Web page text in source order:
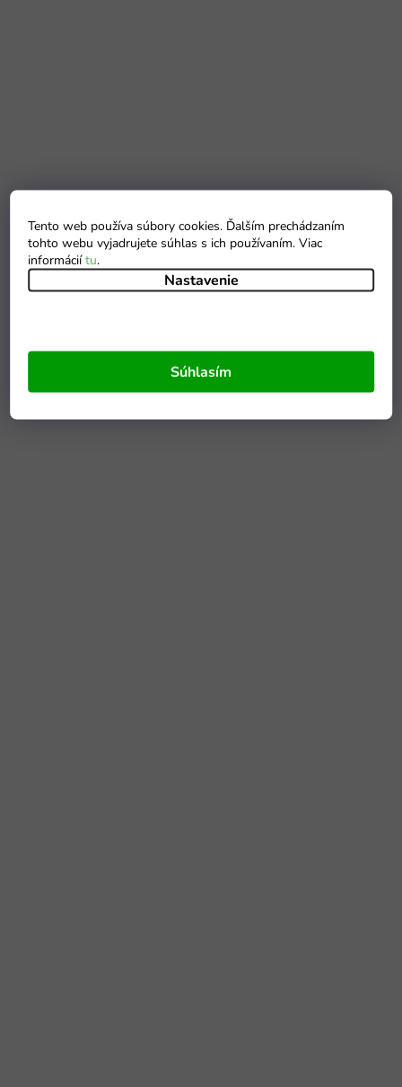
Tento web používa súbory cookies. Ďalším prechádzaním
tohto webu vyjadrujete súhlas s ich používaním. Viac
informáciítu.
Nastavenie
Súhlasím